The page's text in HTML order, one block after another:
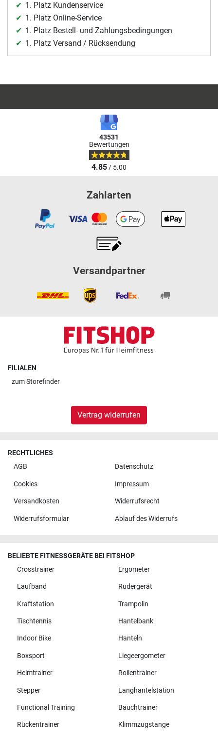
1. Platz Kundenservice
1. Platz Online-Service
1. Platz Bestell- und Zahlungsbedingungen
1. Platz Versand / Rücksendung
43531
Bewertungen
4.85/ 5.00
Zahlarten
Versandpartner
FILIALEN
zumStorefinder
Vertrag widerrufen
RECHTLICHES
AGB
Datenschutz
Cookies Impressum
Versandkosten Widerrufsrecht
Widerrufsformular Ablauf des Widerrufs
BELIEBTE FITNESSGERÄTE BEI FITSHOP
Crosstrainer
Ergometer
Laufband Rudergerät
Kraftstation Trampolin
Tischtennis Hantelbank
Indoor Bike Hanteln
Boxsport Liegeergometer
Heimtrainer Rollentrainer
Stepper Langhantelstation
Functional Training Bauchtrainer
Rückentrainer Klimmzugstange